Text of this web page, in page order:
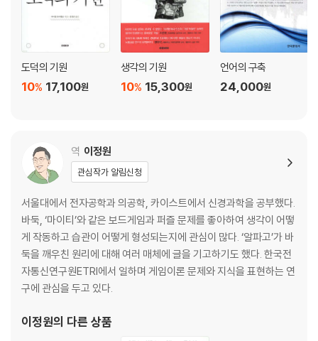
인간 인지의 진화 이론들.p195
사회성과 생각.p206
개체발생의 역할.p220
결론_ 화석 없는 세계에서 생각의 기원을 찾다.p227
찾아보기.p259
도덕의 기원
서문_ 왜 인간만이 도덕을 진화시켰을까?.5
1장_ 상호 의존 가설.11
미래의 협업을 위한 타인의 안녕
2장_ 협력의 진화.27
인간의 협력이 침팬지와 다른 이유
협력의 토대.31
도덕의 기원
17,100원
10%
생각의 기원
15,300원
10%
언어의 구축
24,000원
역 이정원
관심작가 알림신청
서울대에서 전자공학과 의공학, 카이스트에서 신경과학을 공부했다.
바둑, ‘마이티’와 같은 보드게임과 퍼즐 문제를 좋아하여 생각이 어떻
게 작동하고 습관이 어떻게 형성되는지에 관심이 많다. ‘알파고’가 바
둑을 깨우친 원리에 대해 여러 매체에 글을 기고하기도 했다. 한국전
자통신연구원ETRI에서 일하며 게임이론 문제와 지식을 표현하는 연
구에 관심을 두고 있다.
이정원의 다른 상품